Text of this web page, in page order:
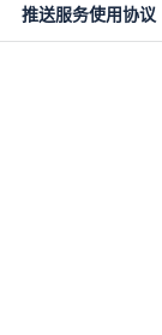
推送服务使用协议